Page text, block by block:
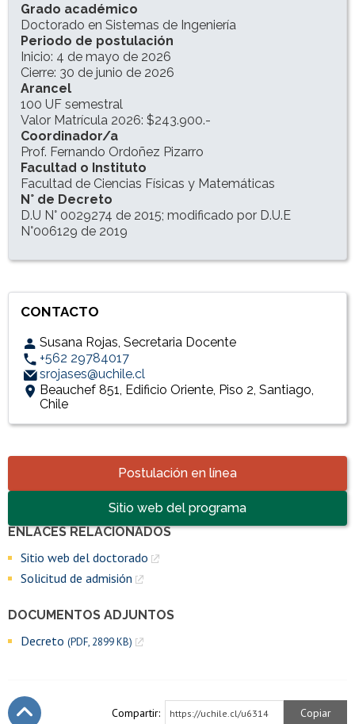
Accesos directosPostulación en línea
Sitio web del programa
INFORMACIÓN DEL PROGRAMA
Grado académico
Doctorado en Sistemas de Ingeniería
Periodo de postulación
Inicio: 4 de mayo de 2026
Cierre: 30 de junio de 2026
Arancel
100 UF semestral
Valor Matrícula 2026: $243.900.-
Coordinador/a
Prof. Fernando Ordoñez Pizarro
Facultad o Instituto
Facultad de Ciencias Físicas y Matemáticas
N° de Decreto
D.U N° 0029274 de 2015; modificado por D.U.E
N°006129 de 2019
Enlaces y documentos de interés
ENLACES RELACIONADOS
Sitio web del doctorado
Solicitud de admisión
DOCUMENTOS ADJUNTOS
Decreto (PDF, 2899 KB)
CONTACTO
Susana Rojas, Secretaria Docente
+562 29784017
srojases@uchile.cl
Beauchef 851, Edificio Oriente, Piso 2, Santiago,
Chile
Compartir: https://uchile.cl/u6314 Copiar